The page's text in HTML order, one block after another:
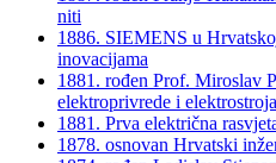
niti
1886. SIEMENS u
inovacijama
1881. rođen Prof. Miroslav
elektroprivrede i
1881. Prva električna
1878. osnovan Hrvatski